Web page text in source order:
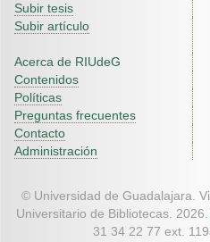
Subir tesis
Subir artículo
Acerca de RIUdeG
Contenidos
Políticas
Preguntas frecuentes
Contacto
Administración
© Universidad de Guadalajara.
Universitario de Bibliotecas. 2026.
31 34 22 77 ext.